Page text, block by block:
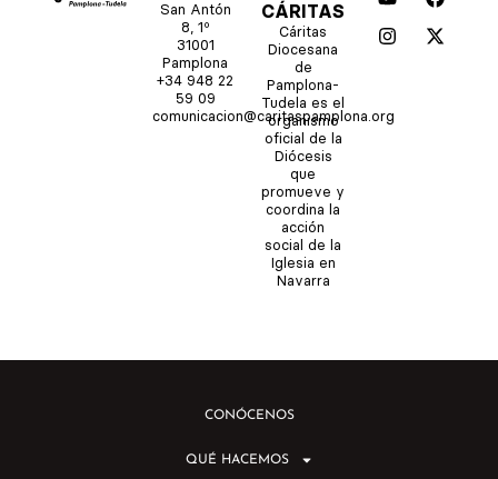
San Antón
8, 1º
31001
Pamplona
+34 948 22
59 09
comunicacion@caritaspamplona.org
CÁRITAS
Cáritas
Diocesana
de
Pamplona-
Tudela es el
organismo
oficial de la
Diócesis
que
promueve y
coordina la
acción
social de la
Iglesia en
Navarra
o
u
t
a
c
e
n
s
t
a
-
t
w
CONÓCENOS
QUÉ HACEMOS